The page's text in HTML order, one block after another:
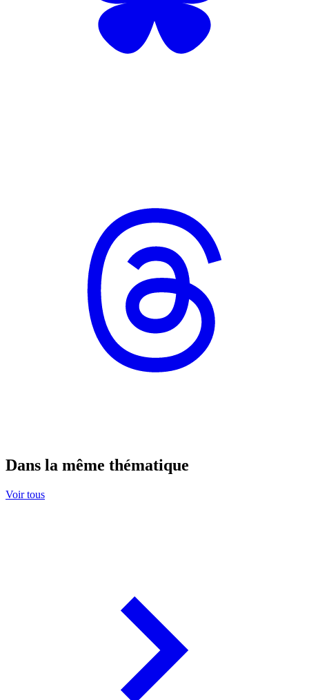
Dans la même thématique
Voir tous